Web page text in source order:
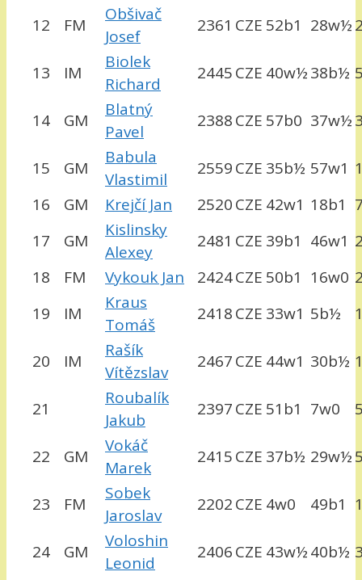
12 FM
Obšivač
Josef
2361 CZE 52b1 28w½
13 IM
Biolek
Richard
2445CZE 40w½38b½
14 GM
Blatný
Pavel
2388CZE 57b0 37w½
15 GM
Babula
Vlastimil
2559CZE 35b½ 57w1
16
GM Krejčí Jan 2520CZE 42w1 18b1
17
GM
Kislinsky
Alexey
2481 CZE 39b1 46w1
18
FM Vykouk Jan 2424CZE 50b1 16w0
19
IM
Kraus
Tomáš
2418CZE 33w1 5b½
20 IM
Rašík
Vítězslav
2467CZE 44w1 30b½
21
Roubalík
Jakub
2397CZE 51b1 7w0
22 GM
Vokáč
Marek
2415CZE 37b½ 29w½
23 FM
Sobek
Jaroslav
2202CZE 4w0 49b1
24 GM
Voloshin
Leonid
2406CZE 43w½40b½